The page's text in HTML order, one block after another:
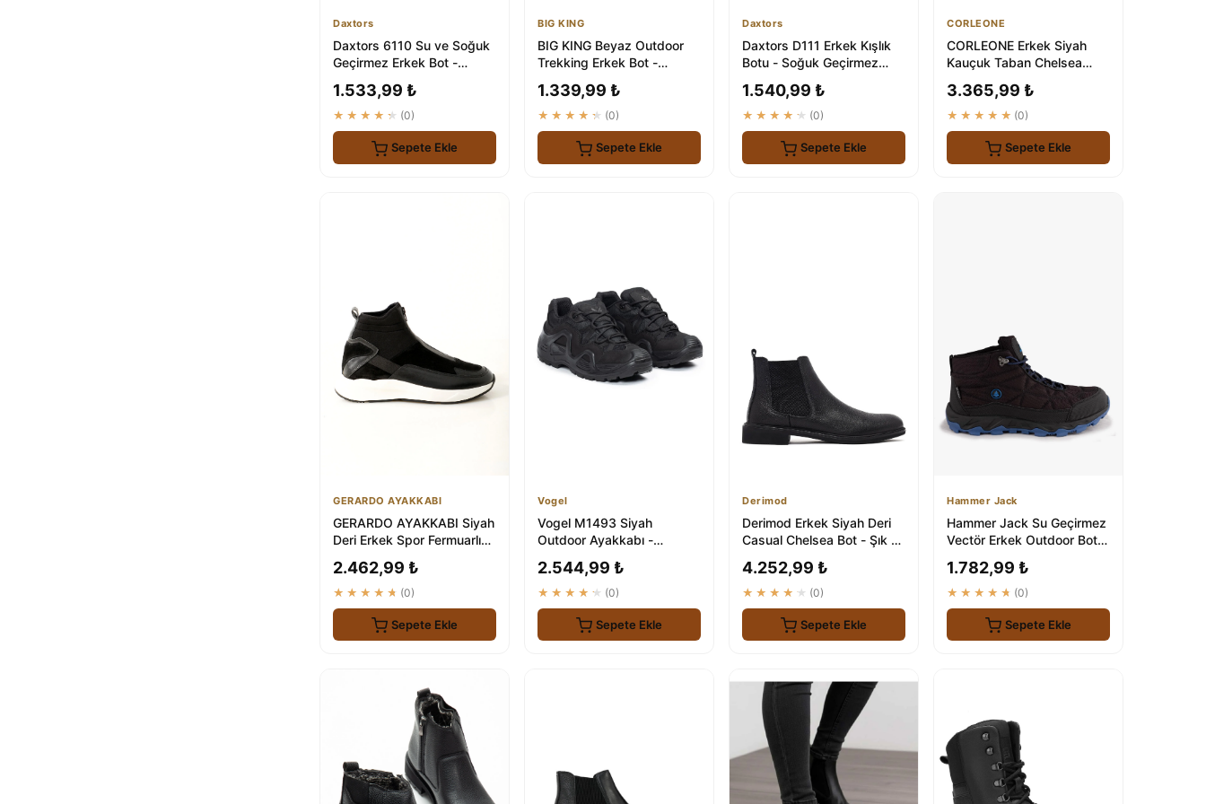
Daxtors
Daxtors 6110 Su ve Soğuk
Geçirmez Erkek Bot -
Dayanıklı ve Stille
1.533,99 ₺
★★★★★ (0)
Sepete Ekle
BIG KING
BIG KING Beyaz Outdoor
Trekking Erkek Bot -
Dayanıklı ve Stilsiz
1.339,99 ₺
★★★★★ (0)
Sepete Ekle
Daxtors
Daxtors D111 Erkek Kışlık
Botu - Soğuk Geçirmez
Ortopedik Ayakkabı
1.540,99 ₺
★★★★★ (0)
Sepete Ekle
CORLEONE
CORLEONE Erkek Siyah
Kauçuk Taban Chelsea
Botu
3.365,99 ₺
★★★★★ (0)
Sepete Ekle
GERARDO AYAKKABI
GERARDO AYAKKABI Siyah
Deri Erkek Spor Fermuarlı
2.462,99 ₺
★★★★★ (0)
Sepete Ekle
Vogel
Vogel M1493 Siyah
Outdoor Ayakkabı -
2.544,99 ₺
★★★★★ (0)
Sepete Ekle
Derimod
Derimod Erkek Siyah Deri
Casual Chelsea Bot - Şık ve
4.252,99 ₺
★★★★★ (0)
Sepete Ekle
Hammer Jack
Hammer Jack Su Geçirmez
Vectör Erkek Outdoor Botu
1.782,99 ₺
★★★★★ (0)
Sepete Ekle